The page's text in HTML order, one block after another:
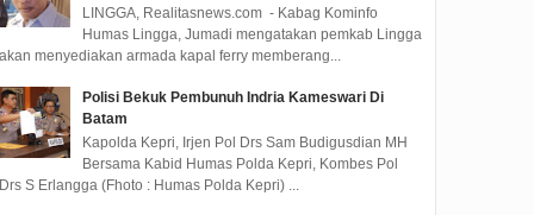
LINGGA, Realitasnews.com - Kabag Kominfo
Humas Lingga, Jumadi mengatakan pemkab Lingga
akan menyediakan armada kapal ferry memberang...
Polisi Bekuk Pembunuh Indria Kameswari Di
Batam
Kapolda Kepri, Irjen Pol Drs Sam Budigusdian MH
Bersama Kabid Humas Polda Kepri, Kombes Pol
Drs S Erlangga (Fhoto : Humas Polda Kepri) ...